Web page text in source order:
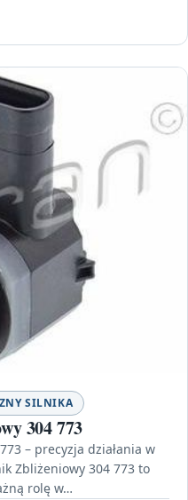
SILNIKA
304 773
– precyzja działania w
Zbliżeniowy 304 773 to
rolę w…